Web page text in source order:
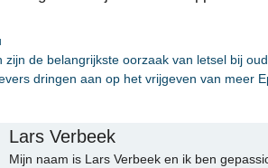
zijn de belangrijkste oorzaak van letsel bij
dringen aan op het vrijgeven van meer
Lars Verbeek
Mijn naam is Lars Verbeek en ik ben